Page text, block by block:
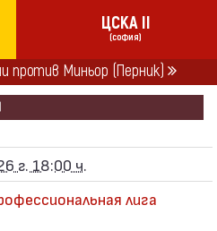
ЦСКА II
(СОФИЯ)
против Миньор (Перник)
26
г. 18:00 ч.
лига